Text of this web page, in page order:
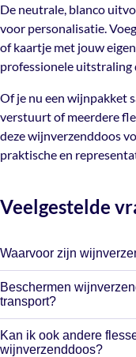
Of je nu een wijnpakket
verstuurt of meerdere
met deze
De neutrale, blanco
voor personalisatie.
of kaartje met jouw
professionele uitstraling
Of je nu een wijnpakket
verstuurt of meerdere
deze wijnverzenddoos
praktische en
Veelgestelde
Waarvoor zijn
Wijnverzenddozen zijn
verzenden van
wijnwinkels, slijterijen,
die wijn versturen naar
Beschermen
transport?
Ja, de stevige
op hun plaats te houden
Kan ik ook andere
wijnverzenddoos?